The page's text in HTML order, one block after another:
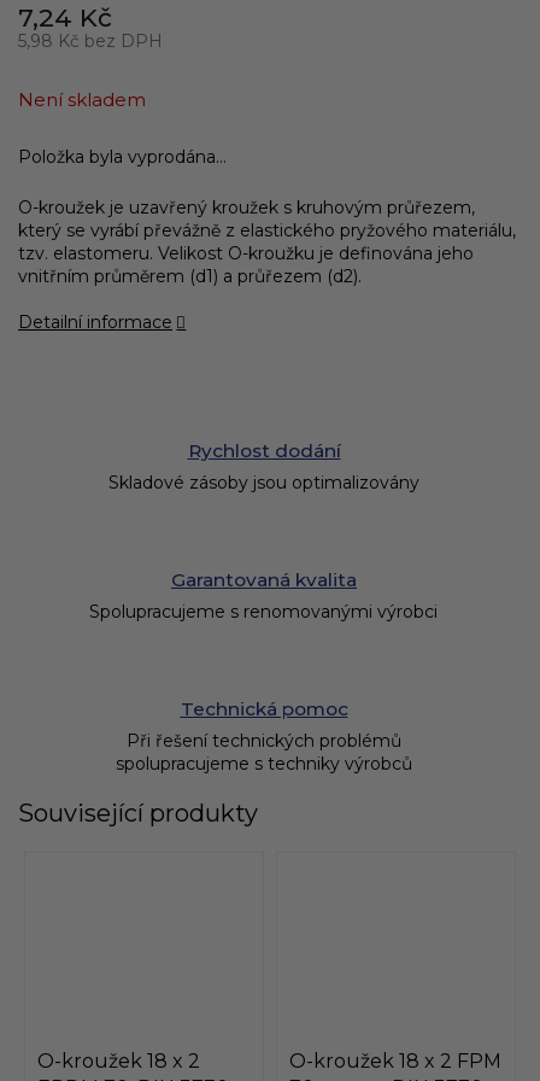
7,24 Kč
5,98 Kč bez DPH
cena:
Není skladem
Položka byla vyprodána…
O-kroužek je uzavřený kroužek s kruhovým průřezem,
který se vyrábí převážně z elastického pryžového materiálu,
tzv. elastomeru. Velikost O-kroužku je definována jeho
vnitřním průměrem (d1) a průřezem (d2).
Detailní informace
Rychlost dodání
Skladové zásoby jsou optimalizovány
Garantovaná kvalita
Spolupracujeme s renomovanými výrobci
Technická pomoc
Při řešení technických problémů
spolupracujeme s techniky výrobců
Související produkty
O-kroužek 18 x 2
O-kroužek 18 x 2 FPM